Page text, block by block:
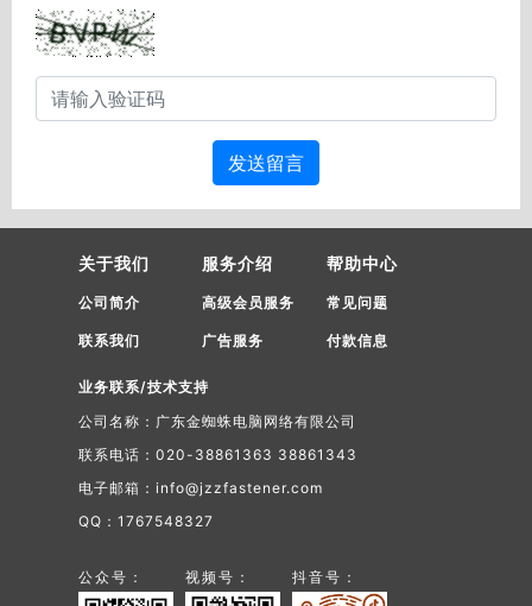
发送留言
关于我们
公司简介
联系我们
服务介绍
高级会员服务
广告服务
帮助中心
常见问题
付款信息
业务联系/技术支持
公司名称：广东金蜘蛛电脑网络有限公司
联系电话：020-38861363 38861343
电子邮箱：info@jzzfastener.com
QQ：1767548327
公众号： 视频号： 抖音号：